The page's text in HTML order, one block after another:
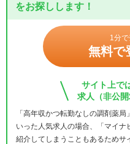
をお探しします！
1分で
無料で
サイト上で
求人（非公
「高年収かつ転勤なしの調剤薬
いった人気求人の場合、「マイ
紹介してしまうこともあるためサ